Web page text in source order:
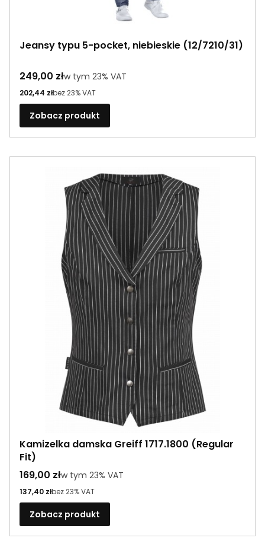
Jeansy typu 5-pocket, niebieskie (12/7210/31)
Cena brutto
249,00 złw tym %s VAT
w tym 23% VAT
Cena netto
202,44 złbez 23% VAT
Zobacz produkt
Kamizelka damska Greiff 1717.1800 (Regular
Fit)
Cena brutto
169,00 złw tym %s VAT
w tym 23% VAT
Cena netto
137,40 złbez 23% VAT
Zobacz produkt